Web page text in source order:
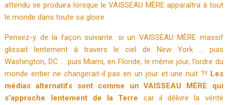
attendu se produira lorsque le VAISSEAU MÈRE apparaîtra à tout
le monde dans toute sa gloire.
Pensez-y de la façon suivante: si un VAISSEAU MÈRE massif
glissait lentement à travers le ciel de New York … puis
Washington, DC … puis Miami, en Floride, le même jour, l’ordre du
monde entier ne changerait-il pas en un jour et unenuit ?! Les
médias alternatifs sont comme un VAISSEAU MÈRE qui
s’approche lentement de la Terre car il délivre la vérité